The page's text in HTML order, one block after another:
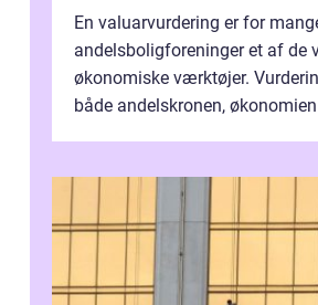
En valuarvurdering er for
andelsboligforeninger et af de
økonomiske værktøjer.
både andelskronen,